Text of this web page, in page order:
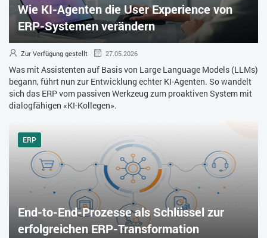
Wie KI-Agenten die User Experience von
ERP-Systemen verändern
Zur Verfügung gestellt 27.05.2026
Was mit Assistenten auf Basis von Large Language Models (LLMs)
begann, führt nun zur Entwicklung echter KI-Agenten. So wandelt
sich das ERP vom passiven Werkzeug zum proaktiven System mit
dialogfähigen «KI-Kollegen».
ERP
End-to-End-Prozesse als Schlüssel zur
erfolgreichen ERP-Transformation